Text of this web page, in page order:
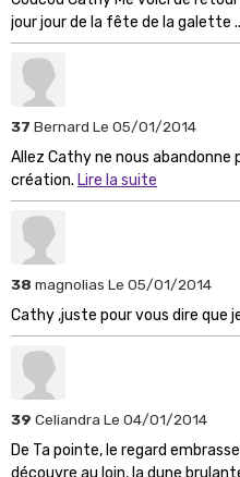
jour jour de la fête de la galette
37 Bernard Le 05/01/2014
Allez Cathy ne nous
création. Lire la suite
38 magnolias Le 05/01/2014
Cathy ,juste pour vous dire que
39 Celiandra Le 04/01/2014
De Ta pointe, le regard
découvre au loin, la dune